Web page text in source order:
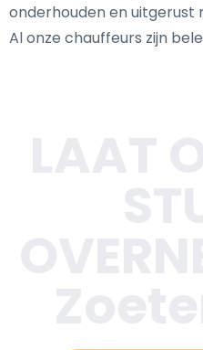
onderhouden en uitgerust
Al onze chauffeurs zijn